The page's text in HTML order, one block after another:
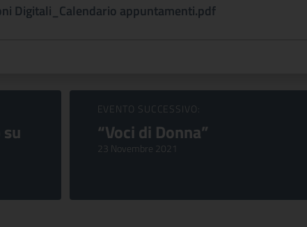
Digitali_Calendario appuntamenti.pdf
EVENTO SUCCESSIVO:
“Voci di Donna”
23 Novembre 2021